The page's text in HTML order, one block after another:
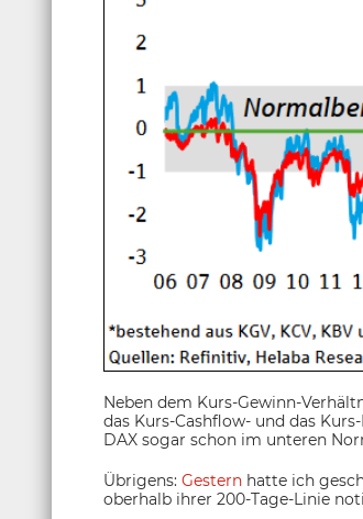
Neben dem Kurs-Gewinn-
das Kurs-Cashflow- und das
DAX sogar schon im unteren
Übrigens: Gestern hatte ich
oberhalb ihrer 200-Tage-Linie